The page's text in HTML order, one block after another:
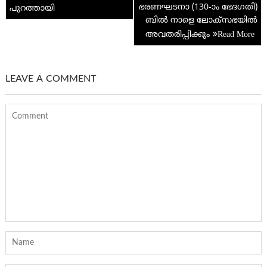
പുറത്തായി
ഭരണഘടനാ (130-ാം ഭേദഗതി)
ബിൽ നാളെ ലോക്‌സഭയിൽ
അവതരിപ്പിക്കും
LEAVE A COMMENT